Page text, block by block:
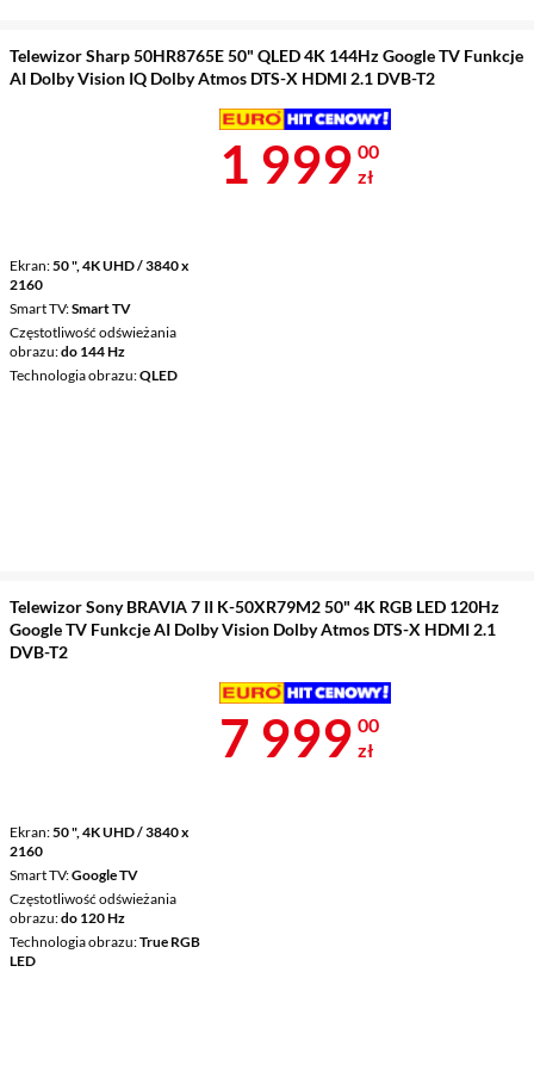
Telewizor Sharp 50HR8765E 50" QLED 4K 144Hz Google TV Funkcje
AI Dolby Vision IQ Dolby Atmos DTS-X HDMI 2.1 DVB-T2
Ekran 50 ", 4K UHD / 3840 x
2160
Smart TV Smart TV
Częstotliwość odświeżania
obrazu do 144 Hz
Technologia obrazu QLED
Cena 1 999 zł
1 999 00
zł
Telewizor Sony BRAVIA 7 II K-50XR79M2 50" 4K RGB LED 120Hz
Google TV Funkcje AI Dolby Vision Dolby Atmos DTS-X HDMI 2.1
DVB-T2
Ekran 50 ", 4K UHD / 3840 x
2160
Smart TV Google TV
Częstotliwość odświeżania
obrazu do 120 Hz
Technologia obrazu True RGB
LED
Cena 7 999 zł
7 999 00
zł